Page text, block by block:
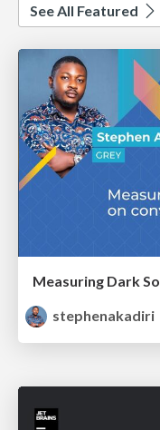
See All Featured
stephenakadiri